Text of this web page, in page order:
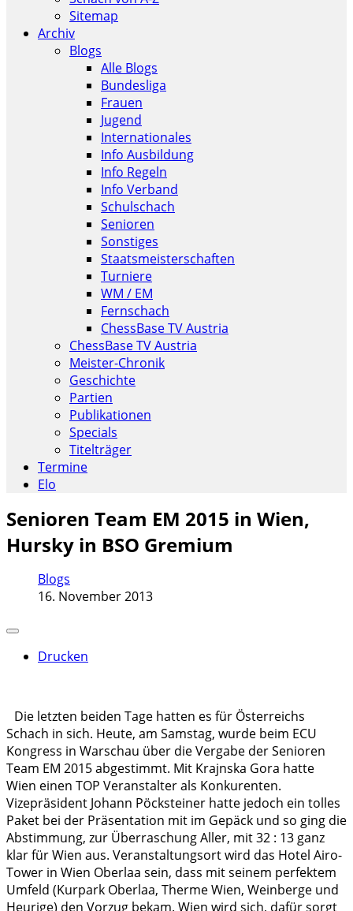
Sitemap
Archiv
Blogs
Alle Blogs
Bundesliga
Frauen
Jugend
Internationales
Info Ausbildung
Info Regeln
Info Verband
Schulschach
Senioren
Sonstiges
Staatsmeisterschaften
Turniere
WM / EM
Fernschach
ChessBase TV Austria
ChessBase TV Austria
Meister-Chronik
Geschichte
Partien
Publikationen
Specials
Titelträger
Termine
Elo
Senioren Team EM 2015 in Wien,
Hursky in BSO Gremium
Blogs
16. November 2013
Drucken
Die letzten beiden Tage hatten es für Österreichs
Schach in sich. Heute, am Samstag, wurde beim ECU
Kongress in Warschau über die Vergabe der Senioren
Team EM 2015 abgestimmt. Mit Krajnska Gora hatte
Wien einen TOP Veranstalter als Konkurenten.
Vizepräsident Johann Pöcksteiner hatte jedoch ein tolles
Paket bei der Präsentation mit im Gepäck und so ging die
Abstimmung, zur Überraschung Aller, mit 32 : 13 ganz
klar für Wien aus. Veranstaltungsort wird das Hotel Airo-
Tower in Wien Oberlaa sein, dass mit seinem perfektem
Umfeld (Kurpark Oberlaa, Therme Wien, Weinberge und
Heurige) den Vorzug bekam. Wien wird sich, dafür sorgt